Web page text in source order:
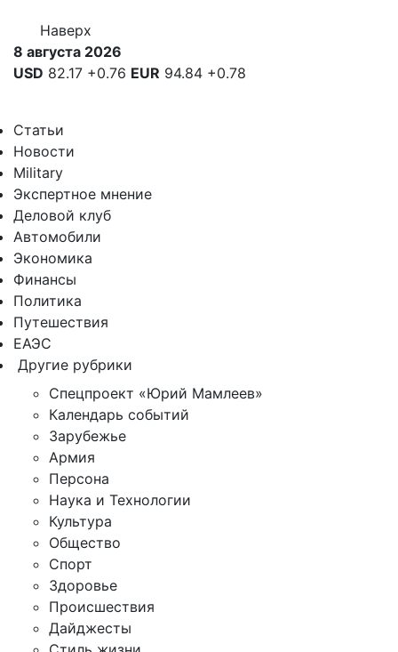
Наверх
8 августа 2026
USD 82.17 +0.76 EUR 94.84 +0.78
Статьи
Новости
Military
Экспертное мнение
Деловой клуб
Автомобили
Экономика
Финансы
Политика
Путешествия
ЕАЭС
Другие рубрики
Спецпроект «Юрий Мамлеев»
Календарь событий
Зарубежье
Армия
Персона
Наука и Технологии
Культура
Общество
Спорт
Здоровье
Происшествия
Дайджесты